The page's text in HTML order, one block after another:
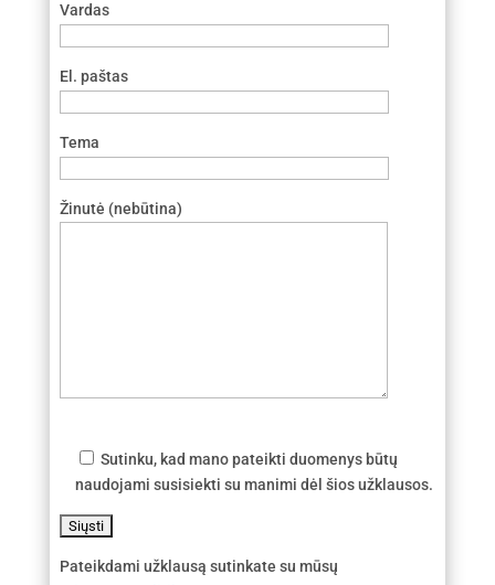
Vardas
El. paštas
Tema
Žinutė (nebūtina)
Sutinku, kad mano pateikti duomenys būtų
naudojami susisiekti su manimi dėl šios užklausos.
Pateikdami užklausą sutinkate su mūsų